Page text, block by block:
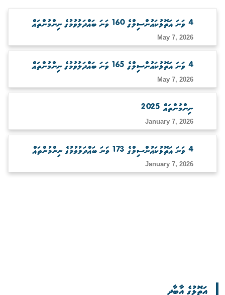
4 ވަނަ އަތޮޅުކައުންސިލްގެ 160 ވަނަ ބައްދަލުވުމުގެ ނިންމުންތައް
May 7, 2026
4 ވަނަ އަތޮޅުކައުންސިލްގެ 165 ވަނަ ބައްދަލުވުމުގެ ނިންމުންތައް
May 7, 2026
ނިންމުންތައް 2025
January 7, 2026
4 ވަނަ އަތޮޅުކައުންސިލްގެ 173 ވަނަ ބައްދަލުވުމުގެ ނިންމުންތައް
January 7, 2026